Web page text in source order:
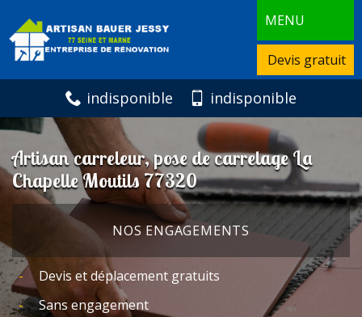
MENU
Devis gratuit
indisponible indisponible
Artisan carreleur, pose de carrelage La
Chapelle Moutils 77320
NOS ENGAGEMENTS
Devis et déplacement gratuits
Sans engagement